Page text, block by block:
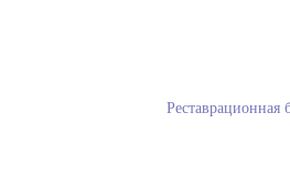
Реставрационная